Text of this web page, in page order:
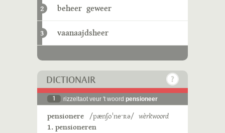
2 beheer geweer
3 vaanaajdsheer
DICTIONAIR
1 rizzeltaot veur 't woord pensioneer
pensionere /pænʃoˈneˑʀə/ wèrkwoord
1. pensioneren